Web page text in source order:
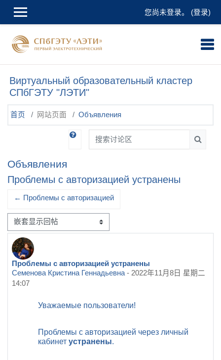
您尚未登录。 (登录)
Виртуальный образовательный кластер
СПбГЭТУ "ЛЭТИ"
首页 网站页面 Объявления
搜索讨论区
Объявления
Проблемы с авторизацией устранены
← Проблемы с авторизацией
显示模式
Проблемы с авторизацией устранены
Семенова Кристина Геннадьевна - 2022年11月8日 星期二
14:07
回帖数：0
Уважаемые пользователи!
Проблемы с авторизацией через личный
кабинет устранены.